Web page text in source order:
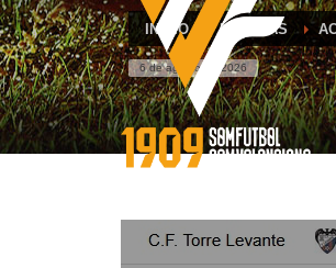
INICIO NOTICIAS
6 de agosto de 2026